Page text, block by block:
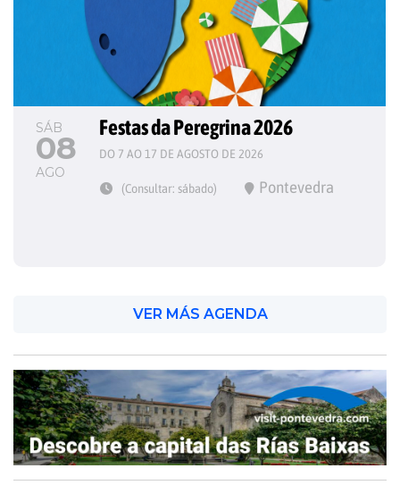
SÁB
08
AGO
Festas da Peregrina 2026
DO 7 AO 17 DE AGOSTO DE 2026
(Consultar: sábado) Pontevedra
VER MÁS AGENDA